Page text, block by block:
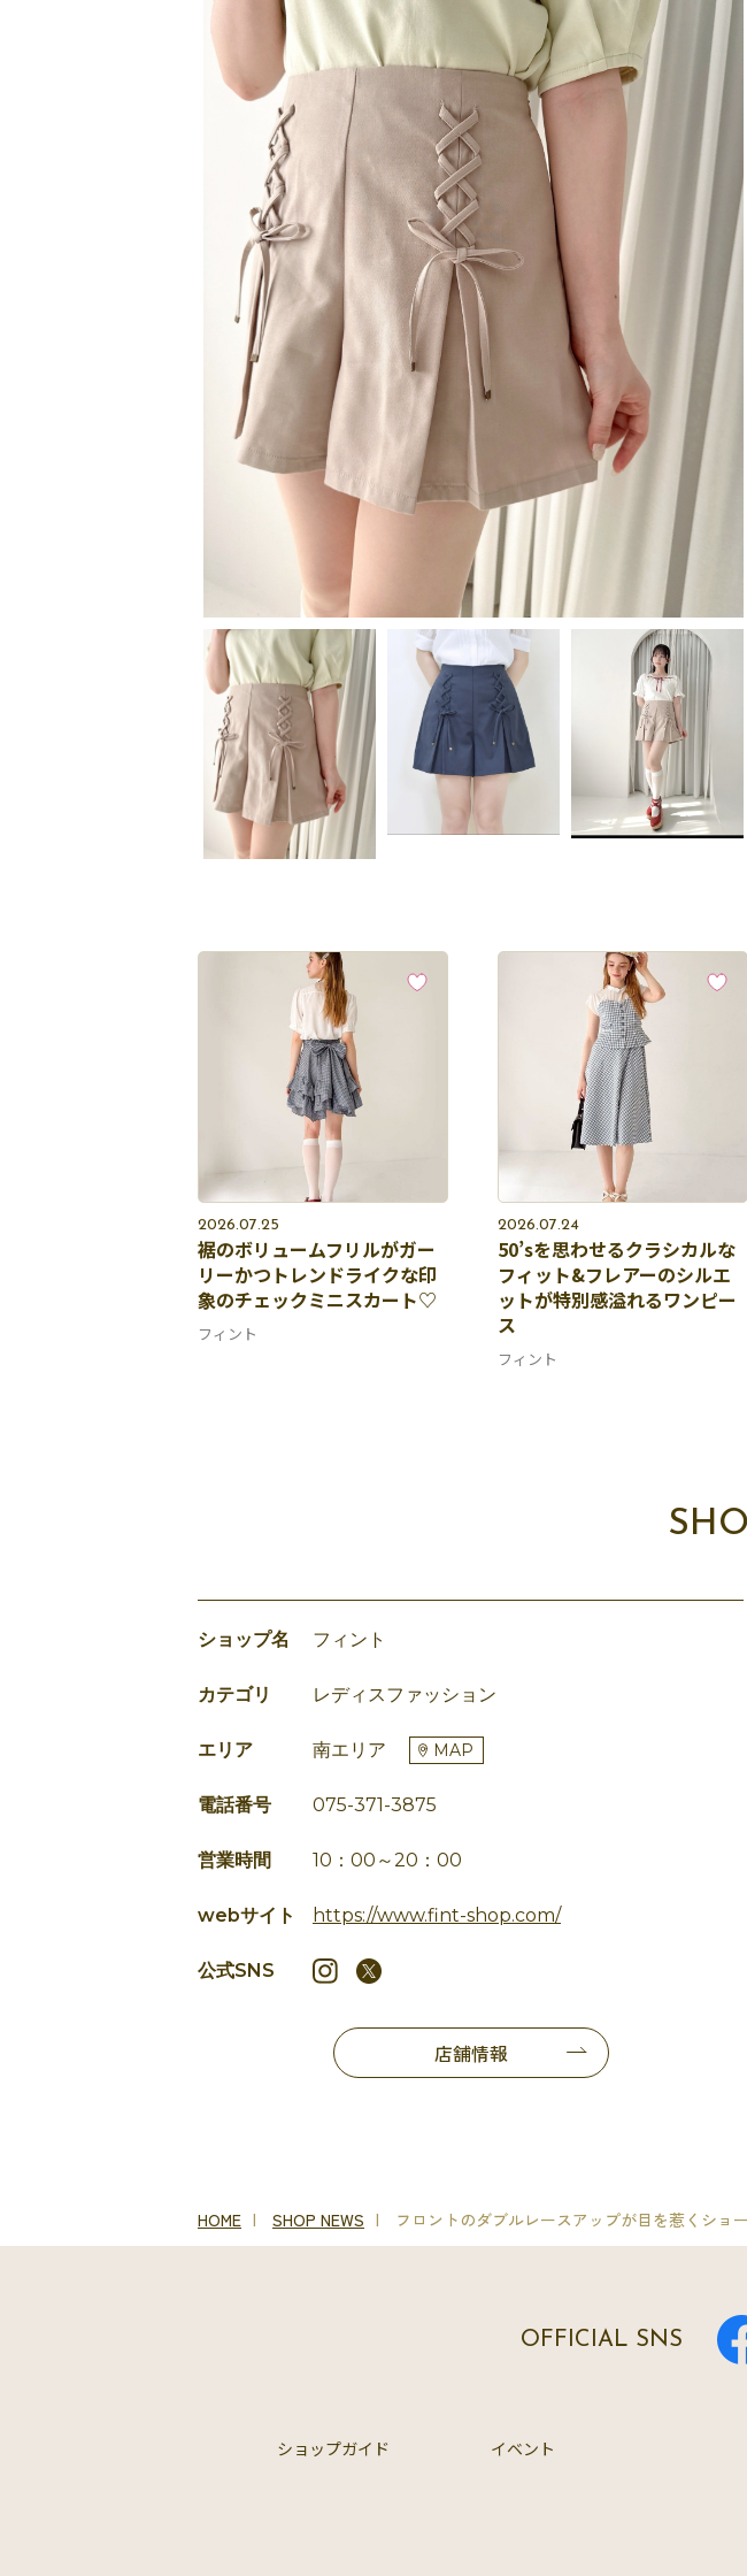
2026.07.25
裾のボリュームフリルがガー
リーかつトレンドライクな印
象のチェックミニスカート♡
フィント
2026.07.24
50’sを思わせるクラシカルな
フィット&フレアーのシルエ
ットが特別感溢れるワンピー
ス
フィント
ショップ名 フィント
カテゴリ レディスファッション
エリア 南エリア MAP
電話番号 075-371-3875
営業時間 10：00～20：00
webサイト https://www.fint-shop.com/
公式SNS
店舗情報
HOME SHOP NEWS フロントのダブルレースアップが目を惹くショ
OFFICIAL SNS
ショップガイド イベント